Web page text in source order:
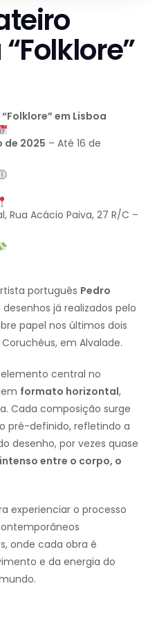
em Lisboa
de 2025 – Até 16 de
Rua Acácio Paiva, 27 R/C –
português Pedro
já realizados pelo
papel nos últimos dois
em Alvalade.
central no
formato horizontal,
Cada composição surge
pré-definido, refletindo a
desenho, por vezes quase
entre o corpo, o
experienciar o processo
onde cada obra é
e da energia do